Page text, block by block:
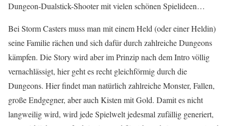
Dungeon-Dualstick-Shooter mit vielen schönen Spielideen…
Bei Storm Casters muss man mit einem Held (oder einer Heldin)
seine Familie rächen und sich dafür durch zahlreiche Dungeons
kämpfen. Die Story wird aber im Prinzip nach dem Intro völlig
vernachlässigt, hier geht es recht gleichförmig durch die
Dungeons. Hier findet man natürlich zahlreiche Monster, Fallen,
große Endgegner, aber auch Kisten mit Gold. Damit es nicht
langweilig wird, wird jede Spielwelt jedesmal zufällig generiert,